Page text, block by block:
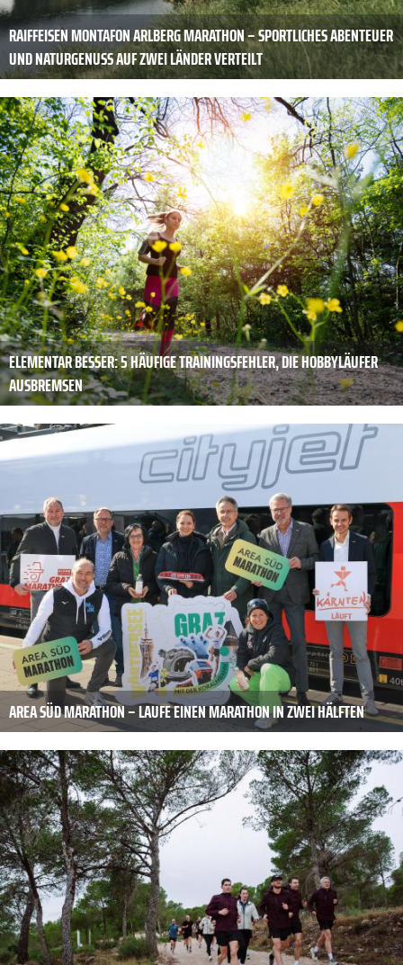
RAIFFEISEN MONTAFON ARLBERG MARATHON – SPORTLICHES ABENTEUER
UND NATURGENUSS AUF ZWEI LÄNDER VERTEILT
ELEMENTAR BESSER: 5 HÄUFIGE TRAININGSFEHLER, DIE HOBBYLÄUFER
AUSBREMSEN
AREA SÜD MARATHON – LAUFE EINEN MARATHON IN ZWEI HÄLFTEN